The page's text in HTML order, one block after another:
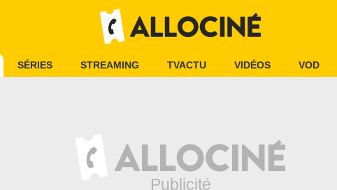
SÉRIES STREAMING TVACTU VIDÉOS VOD